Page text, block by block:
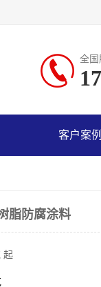
全国
客户案例
脂防腐涂料
起